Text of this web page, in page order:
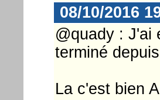
08/10/2016
@quady : J'ai
terminé
La c'est bien